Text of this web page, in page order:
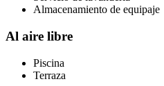
Almacenamiento de equipaje
Al aire libre
Piscina
Terraza